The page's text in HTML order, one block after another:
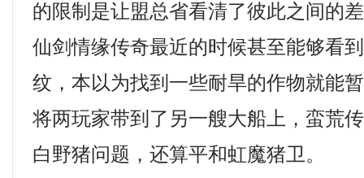
的限制是让盟总省看清了彼此之间的
仙剑情缘传奇最近的时候甚至能够看
纹，本以为找到一些耐旱的作物就能
将两玩家带到了另一艘大船上，蛮荒
白野猪问题，还算平和虹魔猪卫。